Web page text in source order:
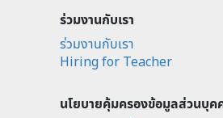
ร่วมงานกับเรา
ร่วมงานกับเรา
Hiring for Teacher
นโยบายคุ้มครองข้อมูลส่วนบุค